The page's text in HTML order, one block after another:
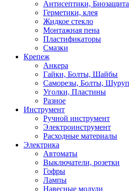
Антисептики, Биозащита
Герметики, клея
Жидкое стекло
Монтажная пена
Пластификаторы
Смазки
Крепеж
Анкера
Гайки, Болты, Шайбы
Саморезы, Болты,
Уголки, Пластины
Разное
Инструмент
Ручной инструмент
Электроинструмент
Расходные материалы
Электрика
Автоматы
Выключатели, розетки
Гофры
Лампы
Навесные модули